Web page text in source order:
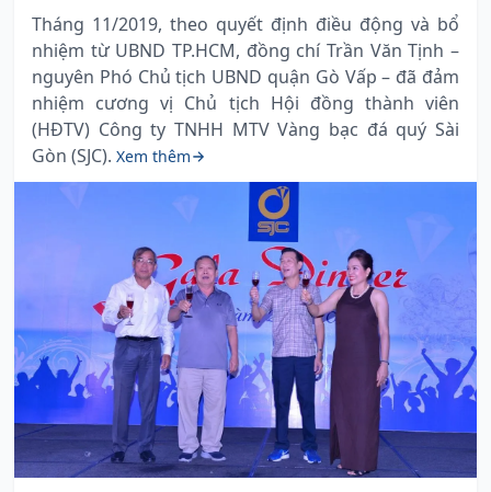
Tháng 11/2019, theo quyết định điều động và bổ
nhiệm từ UBND TP.HCM, đồng chí Trần Văn Tịnh –
nguyên Phó Chủ tịch UBND quận Gò Vấp – đã đảm
nhiệm cương vị Chủ tịch Hội đồng thành viên
(HĐTV) Công ty TNHH MTV Vàng bạc đá quý Sài
Gòn (SJC). Xem thêm